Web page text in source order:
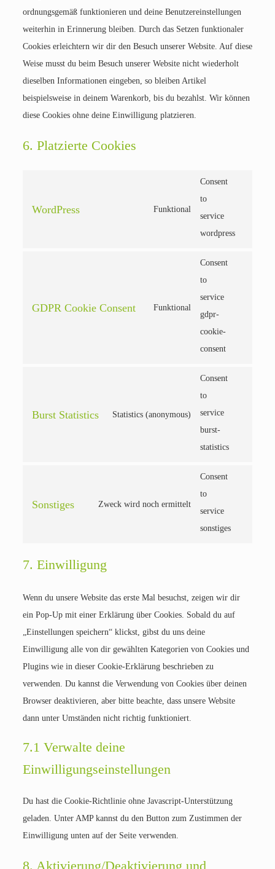
ordnungsgemäß funktionieren und deine Benutzereinstellungen
weiterhin in Erinnerung bleiben. Durch das Setzen funktionaler
Cookies erleichtern wir dir den Besuch unserer Website. Auf diese
Weise musst du beim Besuch unserer Website nicht wiederholt
dieselben Informationen eingeben, so bleiben Artikel
beispielsweise in deinem Warenkorb, bis du bezahlst. Wir können
diese Cookies ohne deine Einwilligung platzieren.
6. Platzierte Cookies
WordPress Funktional
Consent
to
service
wordpress
GDPR Cookie Consent Funktional
Consent
to
service
gdpr-
cookie-
consent
Burst Statistics Statistics (anonymous)
Consent
to
service
burst-
statistics
Sonstiges Zweck wird noch ermittelt
Consent
to
service
sonstiges
7. Einwilligung
Wenn du unsere Website das erste Mal besuchst, zeigen wir dir
ein Pop-Up mit einer Erklärung über Cookies. Sobald du auf
„Einstellungen speichern“ klickst, gibst du uns deine
Einwilligung alle von dir gewählten Kategorien von Cookies und
Plugins wie in dieser Cookie-Erklärung beschrieben zu
verwenden. Du kannst die Verwendung von Cookies über deinen
Browser deaktivieren, aber bitte beachte, dass unsere Website
dann unter Umständen nicht richtig funktioniert.
7.1 Verwalte deine
Einwilligungseinstellungen
Du hast die Cookie-Richtlinie ohne Javascript-Unterstützung
geladen. Unter AMP kannst du den Button zum Zustimmen der
Einwilligung unten auf der Seite verwenden.
8. Aktivierung/Deaktivierung und